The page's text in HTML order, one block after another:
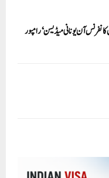
آن یونانی میڈیسن‘ رامپور